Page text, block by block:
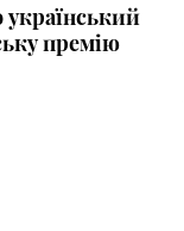
премію